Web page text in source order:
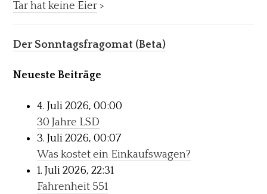
Tar hat keine Eier >
Der Sonntagsfragomat (Beta)
Neueste Beiträge
4. Juli 2026, 00:00
30 Jahre LSD
3. Juli 2026, 00:07
Was kostet ein Einkaufswagen?
1. Juli 2026, 22:31
Fahrenheit 551